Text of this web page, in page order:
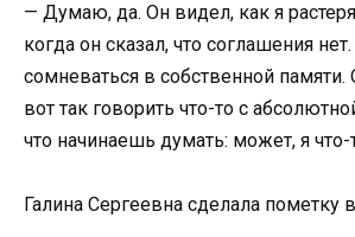
— Думаю, да. Он видел, как я
когда он сказал, что соглашения
сомневаться в собственной памяти.
вот так говорить что-то с
что начинаешь думать: может, я что-
Галина Сергеевна сделала пометку